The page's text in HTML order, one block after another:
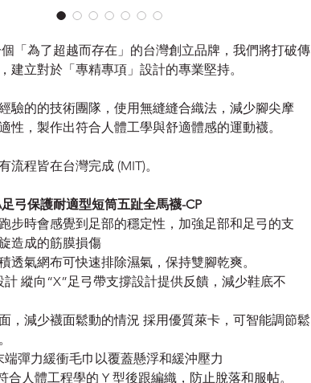
「為了超越而存在」的台灣創立品牌，我們將打破傳
建立對於「專精專項」設計的專業堅持。
驗的的技術團隊，使用無縫縫合織法，減少腳尖摩
性，製作出符合人體工學與舒適體感的運動襪。
流程皆在台灣完成 (MIT)。
弓保護耐適型短筒五趾全馬襪-CP
步時會感覺到足部的穩定性，加強足部和足弓的支
造成的筋膜損傷
透氣網布可快速排除濕氣，保持雙腳乾爽。
計 縱向“X”足弓帶支撐設計提供反饋，減少鞋底不
，減少襪面鬆動的情況 採用優質萊卡，可智能調節鬆
端彈力緩衝毛巾以覆蓋懸浮和緩沖壓力
合人體工程學的 Y 型後跟編織，防止脫落和服帖。